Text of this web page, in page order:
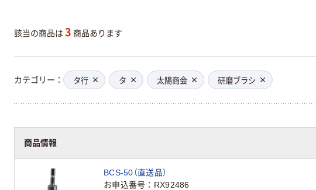
該当の商品は 3 商品あります
カテゴリー タ行 タ 太陽商会 研磨ブラシ
商品情報
BCS-50（直送品）
お申込番号
RX92486